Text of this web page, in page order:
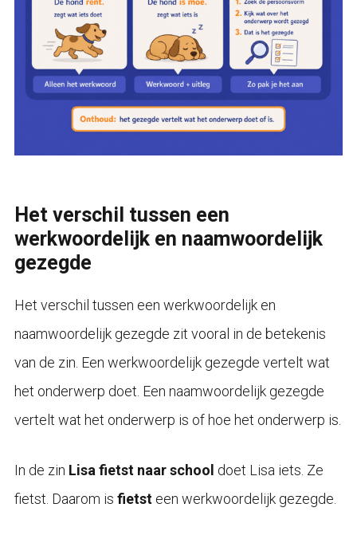
Het verschil tussen een
werkwoordelijk en naamwoordelijk
gezegde
Het verschil tussen een werkwoordelijk en
naamwoordelijk gezegde zit vooral in de betekenis
van de zin. Een werkwoordelijk gezegde vertelt wat
het onderwerp doet. Een naamwoordelijk gezegde
vertelt wat het onderwerp is of hoe het onderwerp is.
In de zin Lisa fietst naar school doet Lisa iets. Ze
fietst. Daarom is fietsteen werkwoordelijk gezegde.